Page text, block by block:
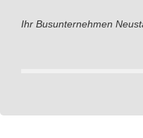
Ihr Busunternehmen